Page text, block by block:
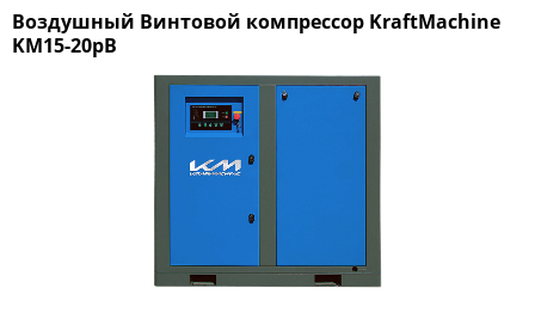
Воздушный Винтовой компрессор KraftMachine
KM15-20рВ